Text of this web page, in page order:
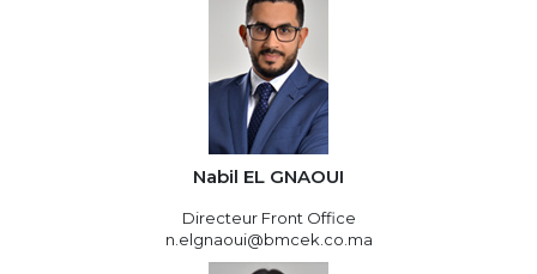
Nabil EL GNAOUI
Directeur Front Office
n.elgnaoui@bmcek.co.ma